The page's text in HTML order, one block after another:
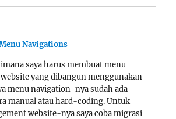
Navigations
saya harus membuat menu
yang dibangun menggunakan
menu navigation-nya sudah ada
manual atau hard-coding. Untuk
website-nya saya coba migrasi